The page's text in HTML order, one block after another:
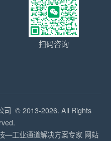
扫码咨询
司 © 2013-2026. All Rights
—工业通道解决方案专家 网站